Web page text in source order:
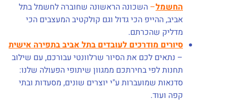
החשמל– השכונה הראשונה שחוברה לחשמל בתל
אביב, ההייפ הכי גדול וגם קולקטיב המעצבים הכי
מדליק שהכרתם.
סיורים מודרכים לעובדים בתל אביבבתפירה אישית
– נתאים לכם את הסיור שרלוונטי עבורכם, עם שילוב
תחנות לפי בחירתכם ממגוון שיתופי הפעולה שלנו:
סדנאות שמועברות ע"י יוצרים שונים, מסעדות ובתי
קפה ועוד.